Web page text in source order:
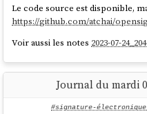
Le code source est disponible,
https://github.com/atchai/
Voir aussi les notes 2023-07-
Journal du mardi
#signature-électronique